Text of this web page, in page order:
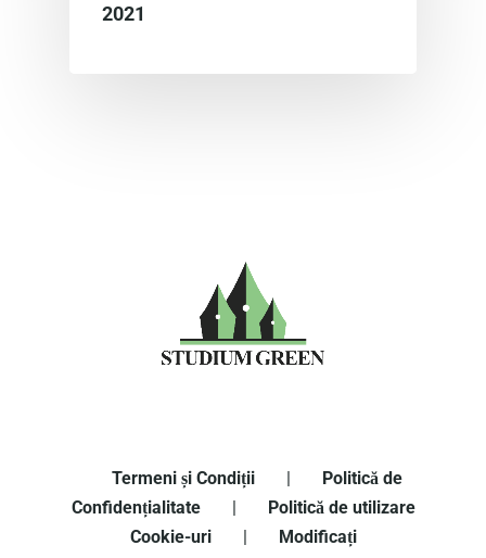
2021
Termeni și Condiții |
Politică de
Confidențialitate
|
Politică de utilizare
Cookie-uri
|
Modificați